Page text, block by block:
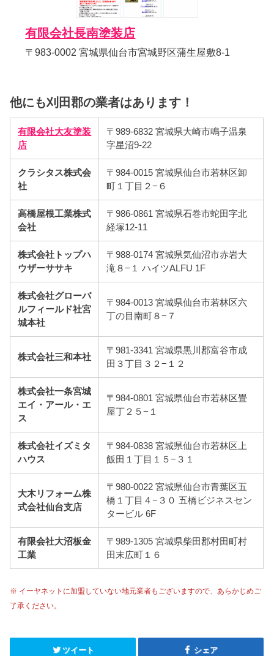
有限会社長南塗装店
〒983-0002 宮城県仙台市宮城野区蒲生屋敷8-1
他にも刈田郡の業者はあります！
有限会社大友塗装
店
〒989-6832 宮城県大崎市鳴子温泉
字星沼9-22
クラシタス株式会
社
〒984-0015 宮城県仙台市若林区卸
町１丁目２−６
高橋屋根工業株式
会社
〒986-0861 宮城県石巻市蛇田字北
経塚12-11
株式会社トップハ
ウザーササキ
〒988-0174 宮城県気仙沼市赤岩大
滝８−１ ハイツALFU 1F
株式会社グローバ
ルフィールド社宮
城本社
〒984-0013 宮城県仙台市若林区六
丁の目南町８−７
株式会社三和本社
〒981-3341 宮城県黒川郡富谷市成
田３丁目３２−１２
株式会社一条宮城
エイ・アール・エ
ス
〒984-0801 宮城県仙台市若林区畳
屋丁２５−１
株式会社イズミタ
ハウス
〒984-0838 宮城県仙台市若林区上
飯田１丁目１５−３１
大木リフォーム株
式会社仙台支店
〒980-0022 宮城県仙台市青葉区五
橋１丁目４−３０ 五橋ビジネスセン
タービル 6F
有限会社大沼板金
工業
〒989-1305 宮城県柴田郡村田町村
田末広町１６
※ イーヤネットに加盟していない地元業者もございますので、あらかじめご
了承ください。
ツイート シェア